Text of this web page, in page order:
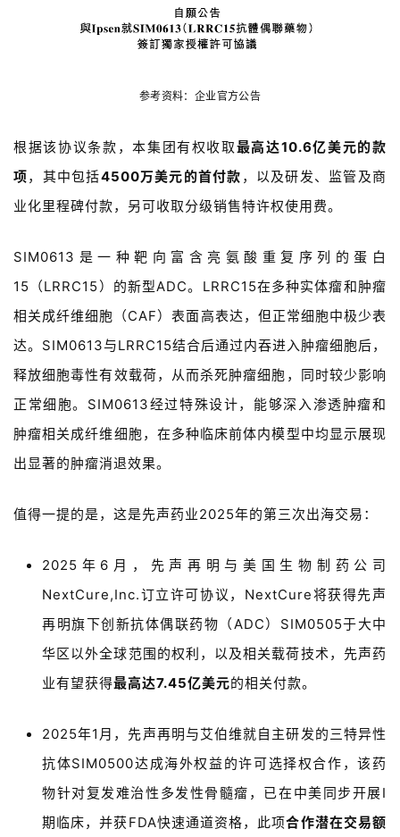
参考资料：企业官方公告
根据该协议条款，本集团有权收取最高达10.6亿美元的款
项，其中包括4500万美元的首付款 ，以及研发、监管及商
业化里程碑付款，另可收取分级销售特许权使用费。
SIM0613是一种靶向富含亮氨酸重复序列的蛋白
15（LRRC15）的新型ADC。LRRC15在多种实体瘤和肿瘤
相关成纤维细胞（CAF）表面高表达，但正常细胞中极少表
达。SIM0613与LRRC15结合后通过内吞进入肿瘤细胞后，
释放细胞毒性有效载荷，从而杀死肿瘤细胞，同时较少影响
正常细胞。SIM0613经过特殊设计，能够深入渗透肿瘤和
肿瘤相关成纤维细胞，在多种临床前体内模型中均显示展现
出显著的肿瘤消退效果。
值得一提的是，这是先声药业2025年的第三次出海交易：
2025年6月，先声再明与美国生物制药公司
NextCure,Inc.订立许可协议， NextCure将获得先声
再明旗下创新抗体偶联药物（ADC）SIM0505于大中
华区以外全球范围的权利，以及相关载荷技术，先声药
业有望获得最高达7.45亿美元的相关付款。
2025年1月，先声再明与艾伯维就自主研发的三特异性
抗体SIM0500达成海外权益的许可选择权合作，该药
物针对复发难治性多发性骨髓瘤，已在中美同步开展I
期临床，并获FDA快速通道资格，此项合作潜在交易额